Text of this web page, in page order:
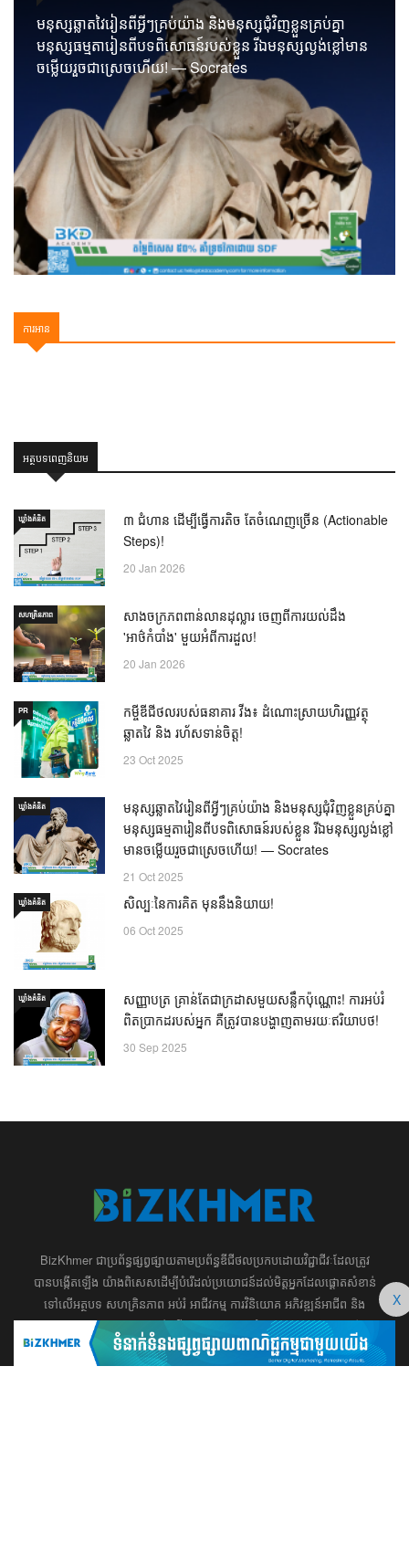
មនុស្សឆ្លាតវៃរៀនពីអ្វីៗគ្រប់យ៉ាង និងមនុស្សជុំវិញខ្លួនគ្រប់គ្នា
មនុស្សធម្មតារៀនពីបទពិសោធន៍របស់ខ្លួន រីឯមនុស្សល្ងង់ខ្លៅមាន
ចម្លើយរួចជាស្រេចហើយ! — Socrates
ការ​អាន
អត្ថបទពេញនិយម
ឃ្លាំង​គំនិត
៣ ជំហាន ដើម្បីធ្វើការតិច តែចំណេញច្រើន (Actionable
Steps)!
20 Jan 2026
សហគ្រិនភាព
សាងចក្រភពពាន់លានដុល្លារ ចេញពីការយល់ដឹង
'អាថ៌កំបាំង' មួយអំពីការដួល!
20 Jan 2026
PR
កម្ចីឌីជីថលរបស់ធនាគារ វីង៖ ដំណោះស្រាយហិរញ្ញវត្ថុ
ឆ្លាតវៃ និង រហ័សទាន់ចិត្ត!
23 Oct 2025
ឃ្លាំង​គំនិត
មនុស្សឆ្លាតវៃរៀនពីអ្វីៗគ្រប់យ៉ាង និងមនុស្សជុំវិញខ្លួនគ្រប់គ្នា
មនុស្សធម្មតារៀនពីបទពិសោធន៍របស់ខ្លួន រីឯមនុស្សល្ងង់ខ្លៅ
មានចម្លើយរួចជាស្រេចហើយ! — Socrates
21 Oct 2025
ឃ្លាំង​គំនិត សិល្បៈនៃការគិត មុននឹងនិយាយ!
06 Oct 2025
ឃ្លាំង​គំនិត
សញ្ញាបត្រ គ្រាន់តែជាក្រដាសមួយសន្លឹកប៉ុណ្ណោះ! ការអប់រំ
ពិតប្រាកដរបស់អ្នក គឺត្រូវបានបង្ហាញតាមរយៈឥរិយាបថ!
30 Sep 2025
BizKhmer ​ជា​​ប្រព័ន្ធ​ផ្សព្វផ្សាយ​តាម​ប្រព័ន្ធ​ឌីជីថល​​​ប្រកប​ដោយ​វិជ្ជាជីវៈ​ដែល​​​ត្រូវ​
បាន​បង្កើតឡើង យ៉ាង​ពិសេស​​ដើម្បី​បំរើ​ដល់​ប្រយោជន៍​​​ដល់​មិត្ត​អ្នក​ដែល​ផ្ដោត​សំខាន់​
ទៅ​លើ​អត្ថបទ​ សហគ្រិន​ភាព អប់រំ ​​អាជីវកម្ម​ ​ការ​វិនិយោគ​ ​អភិវឌ្ឍន៍​អាជីព​ និង​
អចលនទ្រព្យ។ ​ក្រុម​​ការងារ​របស់​យើង​ ​​ មាន​ឆន្ទៈ​​មុតមាំ​​​ក្នុង​​ការ​សរសេរ​​អត្ថបទ​​ ដែល​
សុទ្ធតែ​សំខាន់​សម្រាប់​ ជំនួញ​ ការសិក្សា​ ​និង ការ​សម្រេច​ចិត្ត​របស់​​លោក​អ្នក​ ជា
ពិសេស​​គឺ​​ជួយ​ពង្រឹង​ការ​ត្រិះរិះ ពិចារណា​ ​និង ​ការអភិវឌ្ឍន៍​ធនធាន​មនុស្ស។ ​​​​
X